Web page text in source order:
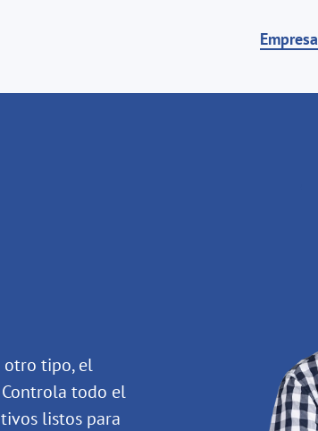
Empresa
otro tipo, el
todo el
listos para